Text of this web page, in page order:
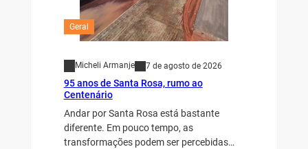
Geral
Micheli Armanje 7 de agosto de 2026
95 anos de Santa Rosa, rumo ao
Centenário
Andar por Santa Rosa está bastante
diferente. Em pouco tempo, as
transformações podem ser percebidas…